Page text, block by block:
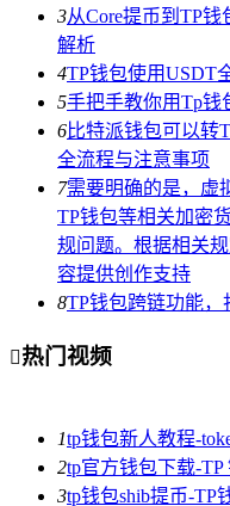
3从Core提币到TP
解析
4TP钱包使用USDT
5手把手教你用Tp钱
6比特派钱包可以转
全流程与注意事项
7需要明确的是，虚
TP钱包等相关加密
规问题。根据相关
容提供创作支持
8TP钱包跨链功能，
热门视频
1tp钱包新人教程-
2tp官方钱包下载-
3tp钱包shib提币-TP